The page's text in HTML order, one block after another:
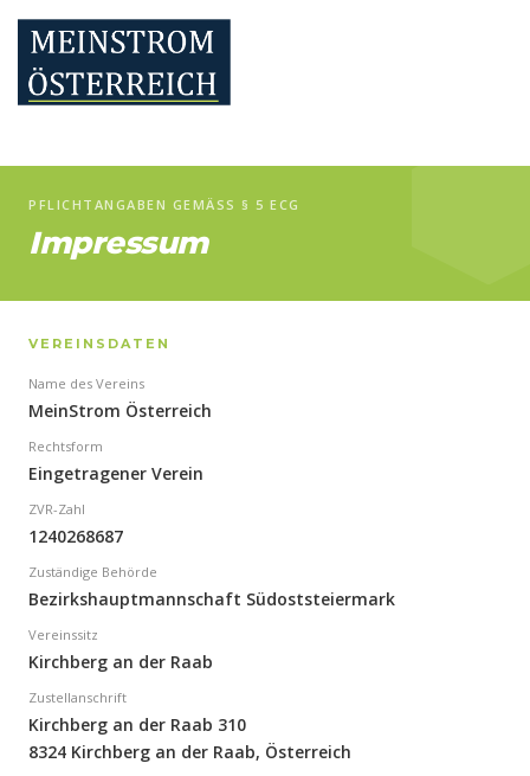
PFLICHTANGABEN GEMÄSS § 5 ECG
Impressum
VEREINSDATEN
Name des Vereins
MeinStrom Österreich
Rechtsform
Eingetragener Verein
ZVR-Zahl
1240268687
Zuständige Behörde
Bezirkshauptmannschaft Südoststeiermark
Vereinssitz
Kirchberg an der Raab
Zustellanschrift
Kirchberg an der Raab 310
8324 Kirchberg an der Raab, Österreich